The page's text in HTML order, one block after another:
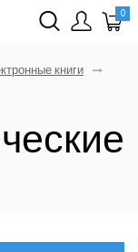
0
книги